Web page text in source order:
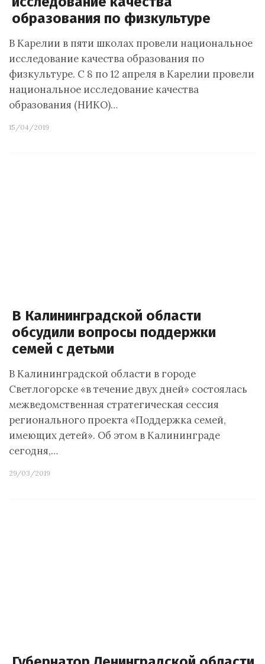
образования по физкультуре
В Карелии в пяти школах провели национальное
исследование качества образования по
физкультуре. С 8 по 12 апреля в Карелии провели
национальное исследование качества
образования (НИКО)…
15/04/2019
В Калининградской области
обсудили вопросы поддержки
семей с детьми
В Калининградской области в городе
Светлогорске «в течение двух дней» состоялась
межведомственная стратегическая сессия
регионального проекта «Поддержка семей,
имеющих детей». Об этом в Калининграде
сегодня,…
29/03/2019